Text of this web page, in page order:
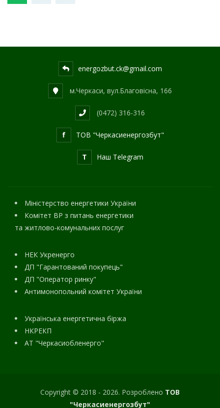
energozbut.ck@gmail.com
м.Черкаси, вул.Благовісна, 166
(0472) 316-316
f ТОВ "Черкасиенергозбут"
T Наш Telegram
Міністерство енергетики України
Комітет ВР з питань енергетики
та житлово-комунальних послуг
НЕК Укренерго
ДП "Гарантований покупець"
ДП "Оператор ринку"
Антимонопольний комітет України
Українська енергетична біржа
НКРЕКП
АТ "Черкасиобленерго"
Copyright © 2018 - 2026. Розроблено ТОВ
"Черкасиенергозбут"